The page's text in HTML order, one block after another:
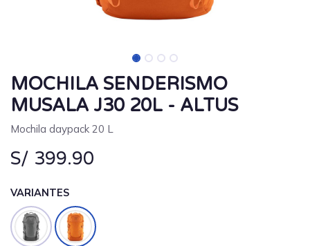
MOCHILA SENDERISMO
MUSALA J30 20L - ALTUS
Mochila daypack 20 L
S/ 399.90
VARIANTES